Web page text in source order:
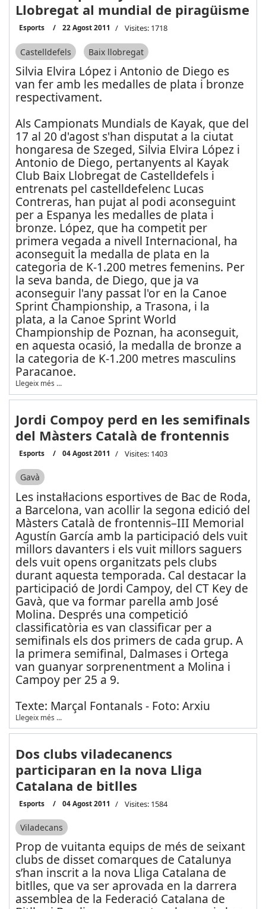
Llobregat al mundial de piragüisme
Esports 22 Agost 2011 Visites: 1718
Castelldefels Baix llobregat
Silvia Elvira López i Antonio de Diego es
van fer amb les medalles de plata i bronze
respectivament.
Als Campionats Mundials de Kayak, que del
17 al 20 d'agost s'han disputat a la ciutat
hongaresa de Szeged, Silvia Elvira López i
Antonio de Diego, pertanyents al Kayak
Club Baix Llobregat de Castelldefels i
entrenats pel castelldefelenc Lucas
Contreras, han pujat al podi aconseguint
per a Espanya les medalles de plata i
bronze. López, que ha competit per
primera vegada a nivell Internacional, ha
aconseguit la medalla de plata en la
categoria de K-1.200 metres femenins. Per
la seva banda, de Diego, que ja va
aconseguir l'any passat l'or en la Canoe
Sprint Championship, a Trasona, i la
plata, a la Canoe Sprint World
Championship de Poznan, ha aconseguit,
en aquesta ocasió, la medalla de bronze a
la categoria de K-1.200 metres masculins
Paracanoe.
Llegeix més …
Jordi Compoy perd en les semifinals
del Màsters Català de frontennis
Esports 04 Agost 2011 Visites: 1403
Gavà
Les instal·lacions esportives de Bac de Roda,
a Barcelona, van acollir la segona edició del
Màsters Català de frontennis–III Memorial
Agustín García amb la participació dels vuit
millors davanters i els vuit millors saguers
dels vuit opens organitzats pels clubs
durant aquesta temporada. Cal destacar la
participació de Jordi Campoy, del CT Key de
Gavà, que va formar parella amb José
Molina. Després una competició
classificatòria es van classificar per a
semifinals els dos primers de cada grup. A
la primera semifinal, Dalmases i Ortega
van guanyar sorprenentment a Molina i
Campoy per 25 a 9.
Texte: Marçal Fontanals - Foto: Arxiu
Llegeix més …
Dos clubs viladecanencs
participaran en la nova Lliga
Catalana de bitlles
Esports 04 Agost 2011 Visites: 1584
Viladecans
Prop de vuitanta equips de més de seixant
clubs de disset comarques de Catalunya
s’han inscrit a la nova Lliga Catalana de
bitlles, que va ser aprovada en la darrera
assemblea de la Federació Catalana de